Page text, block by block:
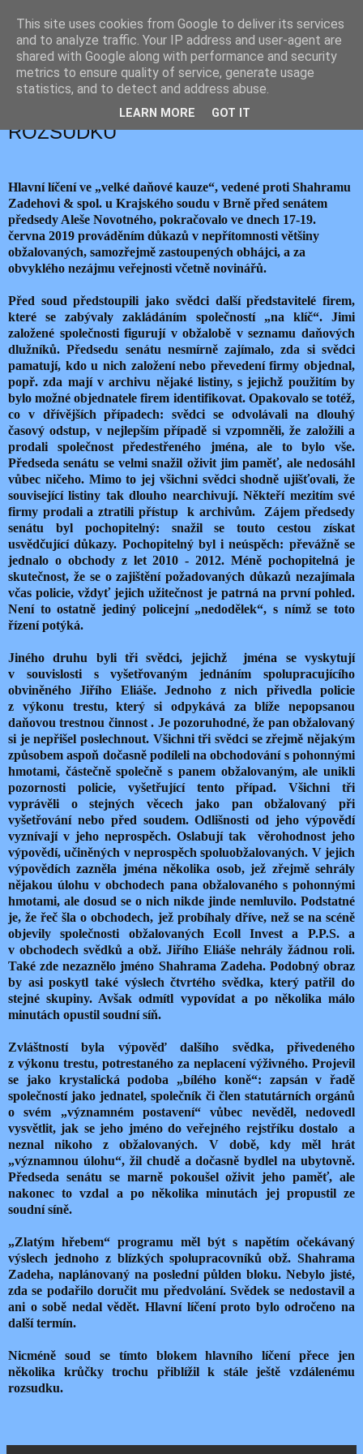
JEMELIK ZDENĚK
čtvrtek 20. června 2019
PO KRŮČCÍCH K VZDÁLENÉMU
ROZSUDKU
Hlavní líčení ve „velké daňové kauze“, vedené proti Shahramu
Zadehovi & spol. u Krajského soudu v Brně před senátem
předsedy Aleše Novotného, pokračovalo ve dnech 17-19.
června 2019 prováděním důkazů v nepřítomnosti většiny
obžalovaných, samozřejmě zastoupených obhájci, a za
obvyklého nezájmu veřejnosti včetně novinářů.
Před soud předstoupili jako svědci další představitelé firem,
které se zabývaly zakládáním společností „na klíč“. Jimi
založené společnosti figurují v obžalobě v seznamu daňových
dlužníků. Předsedu senátu nesmírně zajímalo, zda si svědci
pamatují, kdo u nich založení nebo převedení firmy objednal,
popř. zda mají v archivu nějaké listiny, s jejichž použitím by
bylo možné objednatele firem identifikovat. Opakovalo se totéž,
co v dřívějších případech: svědci se odvolávali na dlouhý
časový odstup, v nejlepším případě si vzpomněli, že založili a
prodali společnost předestřeného jména, ale to bylo vše.
Předseda senátu se velmi snažil oživit jim paměť, ale nedosáhl
vůbec ničeho. Mimo to jej všichni svědci shodně ujišťovali, že
související listiny tak dlouho nearchivují. Někteří mezitím své
firmy prodali a ztratili přístup
k archivům.
Zájem předsedy
senátu byl pochopitelný: snažil se touto cestou získat
usvědčující důkazy. Pochopitelný byl i neúspěch: převážně se
jednalo o obchody z let 2010 - 2012. Méně pochopitelná je
skutečnost, že se o zajištění požadovaných důkazů nezajímala
včas policie, vždyť jejich užitečnost je patrná na první pohled.
Není to ostatně jediný policejní „nedodělek“, s nímž se toto
řízení potýká.
Jiného druhu byli tři svědci, jejichž
jména se vyskytují
v souvislosti s vyšetřovaným jednáním spolupracujícího
obviněného Jiřího Eliáše. Jednoho z nich přivedla policie
z výkonu trestu, který si odpykává za blíže nepopsanou
daňovou trestnou činnost . Je pozoruhodné, že pan obžalovaný
si je nepřišel poslechnout. Všichni tři svědci se zřejmě nějakým
způsobem aspoň dočasně podíleli na obchodování s pohonnými
hmotami, částečně společně s panem obžalovaným, ale unikli
pozornosti policie, vyšetřující tento případ. Všichni tři
vyprávěli o stejných věcech jako pan obžalovaný při
vyšetřování nebo před soudem. Odlišnosti od jeho výpovědí
vyznívají v jeho neprospěch. Oslabují tak
věrohodnost jeho
výpovědí, učiněných v neprospěch spoluobžalovaných. V jejich
výpovědích zazněla jména několika osob, jež zřejmě sehrály
nějakou úlohu v obchodech pana obžalovaného s pohonnými
hmotami, ale dosud se o nich nikde jinde nemluvilo. Podstatné
je, že řeč šla o obchodech, jež probíhaly dříve, než se na scéně
objevily společnosti obžalovaných Ecoll Invest a P.P.S. a
v obchodech svědků a obž. Jiřího Eliáše nehrály žádnou roli.
Také zde nezaznělo jméno Shahrama Zadeha. Podobný obraz
by asi poskytl také výslech čtvrtého svědka, který patřil do
stejné skupiny. Avšak odmítl vypovídat a po několika málo
minutách opustil soudní síň.
Zvláštností byla výpověď dalšího svědka, přivedeného
z výkonu trestu, potrestaného za neplacení výživného. Projevil
se jako krystalická podoba „bílého koně“: zapsán v řadě
společností jako jednatel, společník či člen statutárních orgánů
o svém „významném postavení“ vůbec nevěděl, nedovedl
vysvětlit, jak se jeho jméno do veřejného rejstříku dostalo
a
neznal nikoho z obžalovaných. V době, kdy měl hrát
„významnou úlohu“, žil chudě a dočasně bydlel na ubytovně.
Předseda senátu se marně pokoušel oživit jeho paměť, ale
nakonec to vzdal a po několika minutách jej propustil ze
soudní síně.
„Zlatým hřebem“ programu měl být s napětím očekávaný
výslech jednoho z blízkých spolupracovníků obž. Shahrama
Zadeha, naplánovaný na poslední půlden bloku. Nebylo jisté,
zda se podařilo doručit mu předvolání. Svědek se nedostavil a
ani o sobě nedal vědět. Hlavní líčení proto bylo odročeno na
další termín.
Nicméně soud se tímto blokem hlavního líčení přece jen
několika krůčky trochu přiblížil k stále ještě vzdálenému
rozsudku.
This site uses cookies from Google to deliver its services
and to analyze traffic. Your IP address and user-agent are
shared with Google along with performance and security
metrics to ensure quality of service, generate usage
statistics, and to detect and address abuse.
LEARN MORE GOT IT